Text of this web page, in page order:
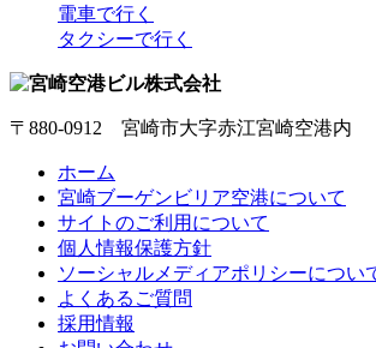
電車で行く
タクシーで行く
〒880-0912 宮崎市大字赤江宮崎空港内
ホーム
宮崎ブーゲンビリア空港について
サイトのご利用について
個人情報保護方針
ソーシャルメディアポリシーについ
よくあるご質問
採用情報